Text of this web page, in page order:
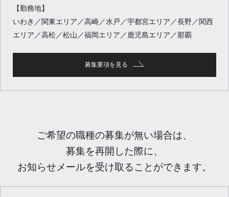
【勤務地】
いわき／関東エリア／高崎／水戸／宇都宮エリア／長野／関西
エリア／高松／松山／福岡エリア／鹿児島エリア／那覇
募集要項を見る
ご希望の職種の募集が無い場合は、
募集を再開した際に、
お知らせメールを受け取ることができます。